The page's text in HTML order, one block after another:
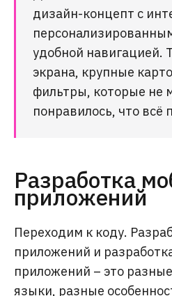
дизайн-концепт с
удобной навигацией.
экрана, крупные
фильтры, которые не
понравилось, что всё
Разработка
приложений
Переходим к коду.
приложений и
приложений – это
языки, разные